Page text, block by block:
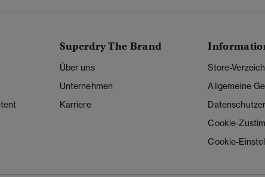
Superdry The Brand
Über uns
Unternehmen
Karriere
Store-
Allgemeine
Cookie-
Cookie-